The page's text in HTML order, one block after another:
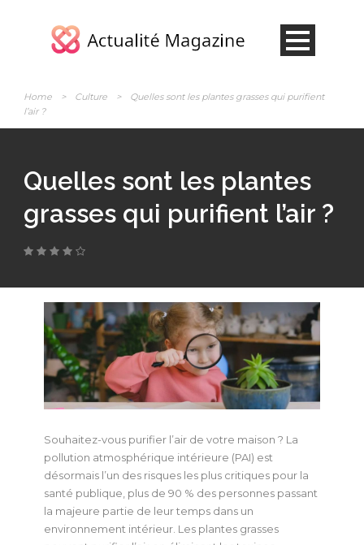
Home > Culture >
Quelles sont les plantes grasses qui purifient
l’air ?
Quelles sont les plantes
grasses qui purifient l’air ?
Souhaitez-vous purifier l’air de votre maison ? La
pollution atmosphérique intérieure (PAI) est
désormais l’un des risques les plus critiques pour la
santé publique, plus de 90 % des personnes passant
la majeure partie de leur temps dans un
environnement intérieur. Les plantes grasses